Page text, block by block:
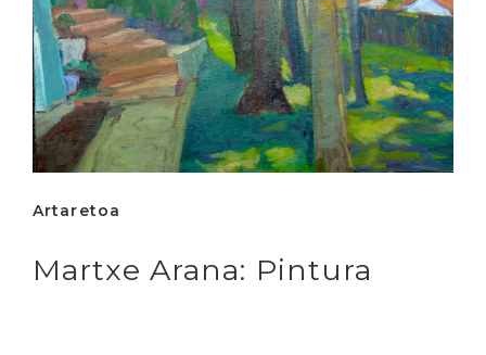
Artaretoa
Martxe Arana: Pintura